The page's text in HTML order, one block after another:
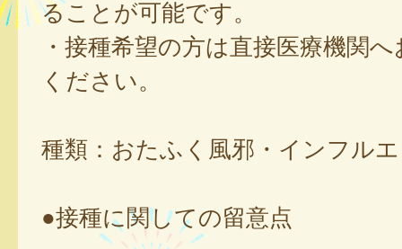
ることが可能です。
・接種希望の方は直接医療機関
ください。
種類：おたふく風邪・インフル
●接種に関しての留意点